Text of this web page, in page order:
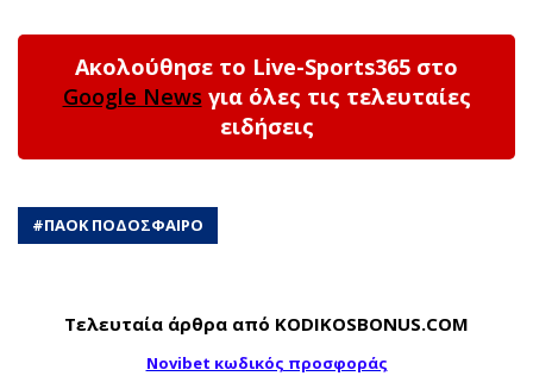
Ακολούθησε το Live-Sports365 στο
Google News για όλες τις τελευταίες
ειδήσεις
#ΠΑΟΚ ΠΟΔΟΣΦΑΙΡΟ
Τελευταία άρθρα από KODIKOSBONUS.COM
Novibet κωδικός προσφοράς